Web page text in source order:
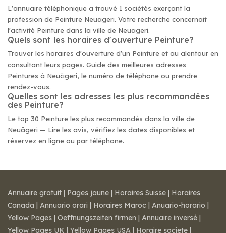
L'annuaire téléphonique a trouvé 1 sociétés exerçant la
profession de Peinture Neuägeri. Votre recherche concernait
l'activité Peinture dans la ville de Neuägeri.
Quels sont les horaires d'ouverture Peinture?
Trouver les horaires d'ouverture d'un Peinture et au alentour en
consultant leurs pages. Guide des meilleures adresses
Peintures à Neuägeri, le numéro de téléphone ou prendre
rendez-vous.
Quelles sont les adresses les plus recommandées
des Peinture?
Le top 30 Peinture les plus recommandés dans la ville de
Neuägeri — Lire les avis, vérifiez les dates disponibles et
réservez en ligne ou par téléphone.
Annuaire gratuit | Pages jaune | Horaires Suisse | Horaires
Canada | Annuario orari | Horaires Maroc | Anuario-horario |
Yellow Pages | Oeffnungszeiten firmen | Annuaire inversé |
Yellow Pages UK | Yellow Pages USA | Horaire societe |